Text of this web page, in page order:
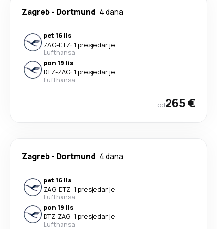
Zagreb- Dortmund 4 dana
pet 16 lis
ZAG-DTZ· 1 presjedanje
Lufthansa
pon 19 lis
DTZ-ZAG· 1 presjedanje
Lufthansa
od265 €
Zagreb- Dortmund 4 dana
pet 16 lis
ZAG-DTZ· 1 presjedanje
Lufthansa
pon 19 lis
DTZ-ZAG· 1 presjedanje
Lufthansa